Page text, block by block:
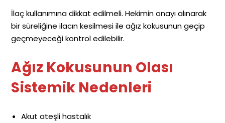
İlaç kullanımına dikkat edilmeli. Hekimin onayı alınarak
bir süreliğine ilacın kesilmesi ile ağız kokusunun geçip
geçmeyeceği kontrol edilebilir.
Ağız Kokusunun Olası
Sistemik Nedenleri
Akut ateşli hastalık